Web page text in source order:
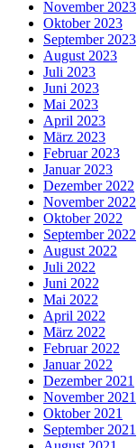
November 2023
Oktober 2023
September 2023
August 2023
Juli 2023
Juni 2023
Mai 2023
April 2023
März 2023
Februar 2023
Januar 2023
Dezember 2022
November 2022
Oktober 2022
September 2022
August 2022
Juli 2022
Juni 2022
Mai 2022
April 2022
März 2022
Februar 2022
Januar 2022
Dezember 2021
November 2021
Oktober 2021
September 2021